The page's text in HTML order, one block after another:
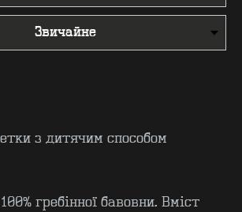
з дитячим способом
гребінної бавовни. Вміст